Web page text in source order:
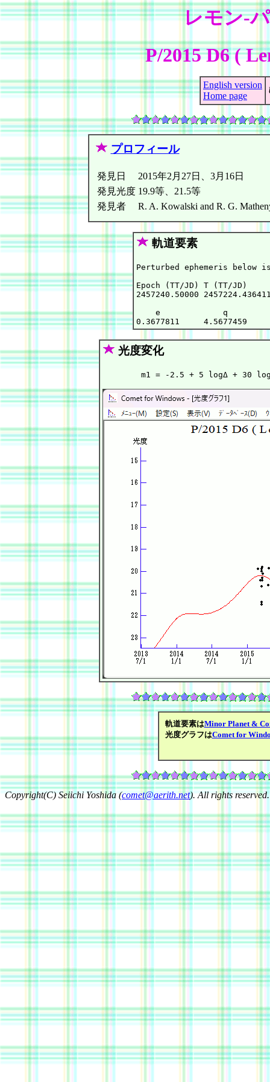
レモン-
P/2015 D6 (
English version
Home page
プロフィール
発見日
2015年2月27日、3月16日
発見光度 19.9等、21.5等
発見者
R. A. Kowalski and R. G.
軌道要素
Perturbed ephemeris below
Epoch (TT/JD) T (TT/
2457240.50000
e             q
光度変化
軌道要素はMinor Planet &
光度グラフはComet for
Copyright(C) Seiichi Yoshida (comet@aerith.net). All rights reserved.